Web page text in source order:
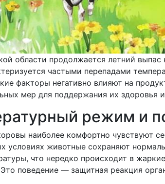
области продолжается летний
частыми перепадами
факторы негативно влияют на
мер для поддержания их здоровья
режим и
наиболее комфортно чувствуют
условиях животные сохраняют
что нередко происходит в
поведение — защитная реакция